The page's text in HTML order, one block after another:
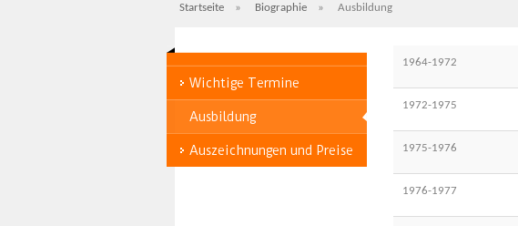
Startseite » Biographie » Ausbildung
Wichtige Termine
Ausbildung
Auszeichnungen und Preise
1964-1972
1972-1975
1975-1976
1976-1977